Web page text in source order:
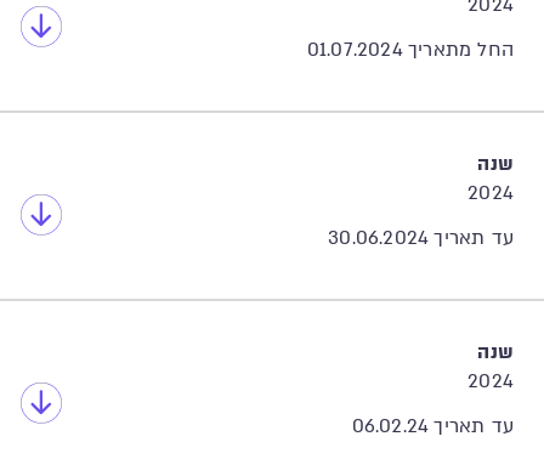
החל מתאריך 01.07.2024
שנה
2024
עד תאריך 30.06.2024
שנה
2024
עד תאריך 06.02.24